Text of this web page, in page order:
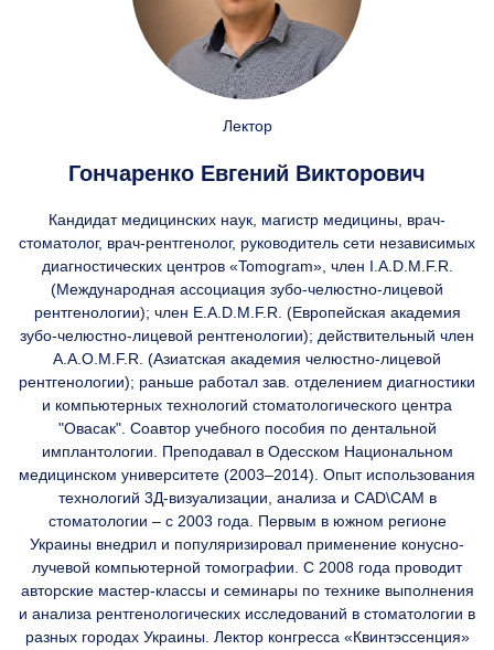
Лектор
Гончаренко Евгений Викторович
Кандидат медицинских наук, магистр медицины, врач-
стоматолог, врач-рентгенолог, руководитель сети независимых
диагностических центров «Tomogram», член I.A.D.M.F.R.
(Международная ассоциация зубо-челюстно-лицевой
рентгенологии); член E.A.D.M.F.R. (Европейская академия
зубо-челюстно-лицевой рентгенологии); действительный член
A.A.O.M.F.R. (Азиатская академия челюстно-лицевой
рентгенологии); раньше работал зав. отделением диагностики
и компьютерных технологий стоматологического центра
"Овасак". Соавтор учебного пособия по дентальной
имплантологии. Преподавал в Одесском Национальном
медицинском университете (2003–2014). Опыт использования
технологий 3Д-визуализации, анализа и CAD\CAM в
стоматологии – с 2003 года. Первым в южном регионе
Украины внедрил и популяризировал применение конусно-
лучевой компьютерной томографии. С 2008 года проводит
авторские мастер-классы и семинары по технике выполнения
и анализа рентгенологических исследований в стоматологии в
разных городах Украины. Лектор конгресса «Квинтэссенция»